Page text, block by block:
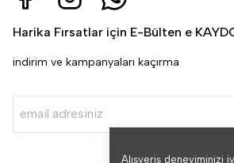
Alışveriş deneyiminizi
Harika Fırsatlar için E-Bülten e
indirim ve kampanyaları kaçırma